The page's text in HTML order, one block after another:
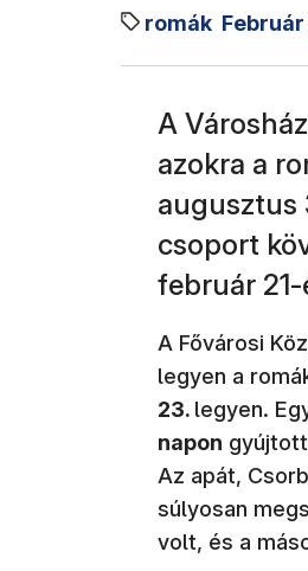
romák
A
azokra a
augusztus
csoport
február
A Fővárosi
legyen a
23. legyen.
napon
Az apát,
súlyosan
volt, és a